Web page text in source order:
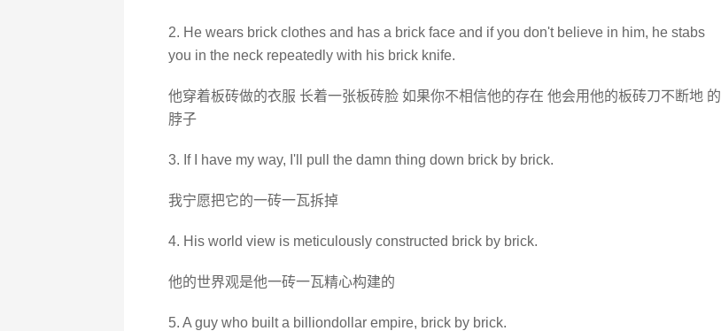
2. He wears brick clothes and has a brick face and if you don't believe in him, he stabs
you in the neck repeatedly with his brick knife.
他穿着板砖做的衣服 长着一张板砖脸 如果你不相信他的存在 他会用他的板砖刀不断地 的
脖子
3. If I have my way, I'll pull the damn thing down brick by brick.
我宁愿把它的一砖一瓦拆掉
4. His world view is meticulously constructed brick by brick.
他的世界观是他一砖一瓦精心构建的
5. A guy who built a billiondollar empire, brick by brick.